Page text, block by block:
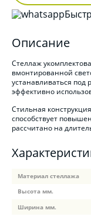
Описание
Стеллаж
вмонтированной
устанавливаться под
эффективно
Стильная
способствует
рассчитано на
Материал стеллажа
Высота мм.
Ширина мм.